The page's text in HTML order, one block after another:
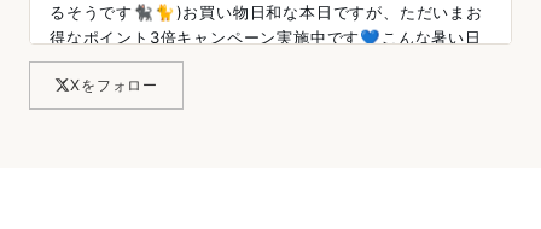
るそうです🐈‍⬛🐈)お買い物日和な本日ですが、ただいまお
得なポイント3倍キャンペーン実施中です💙こんな暑い日
にはオンラインショッピングもオススメです♪新作も続々
入荷中🐼https://t.co/U6dNvXmNG6
https://t.co/OfEVDOKL5A
Xをフォロー